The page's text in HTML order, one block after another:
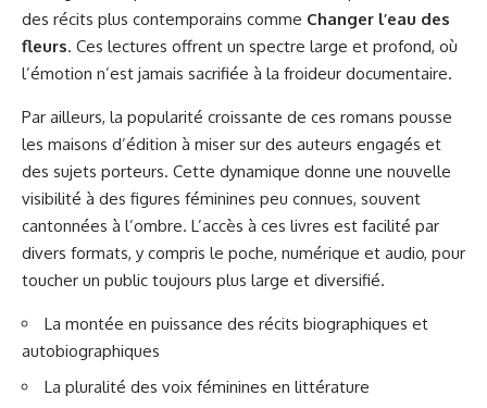
des récits plus contemporains comme Changer l’eau des
fleurs. Ces lectures offrent un spectre large et profond, où
l’émotion n’est jamais sacrifiée à la froideur documentaire.
Par ailleurs, la popularité croissante de ces romans pousse
les maisons d’édition à miser sur des auteurs engagés et
des sujets porteurs. Cette dynamique donne une nouvelle
visibilité à des figures féminines peu connues, souvent
cantonnées à l’ombre. L’accès à ces livres est facilité par
divers formats, y compris le poche, numérique et audio, pour
toucher un public toujours plus large et diversifié.
La montée en puissance des récits biographiques et
autobiographiques
La pluralité des voix féminines en littérature